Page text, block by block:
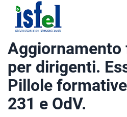
Isfel
Istituto
specialistico
formazione
e
lavoro
Aggiornamento
per dirigenti.
Pillole
231 e OdV.